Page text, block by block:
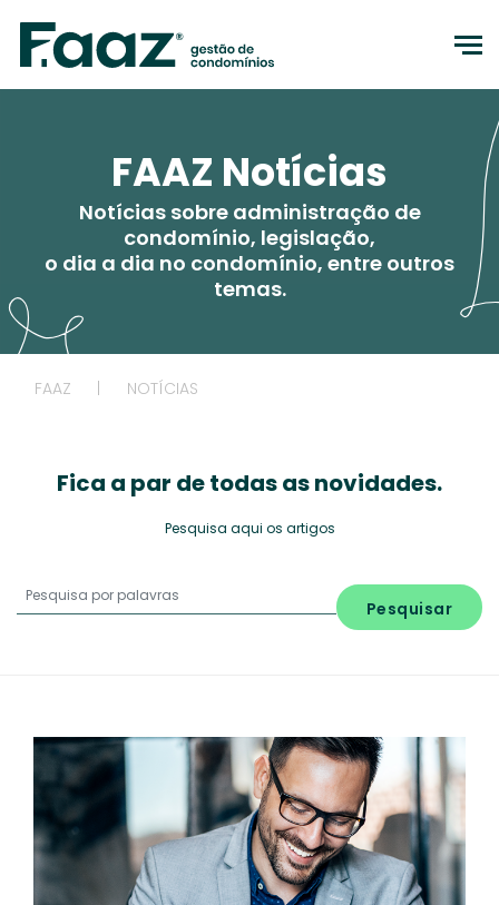
FAAZ Notícias
Notícias sobre administração de
condomínio, legislação,
o dia a dia no condomínio, entre outros
temas.
FAAZ NOTÍCIAS
Fica a par de todas as novidades.
Pesquisa aqui os artigos
Pesquisar